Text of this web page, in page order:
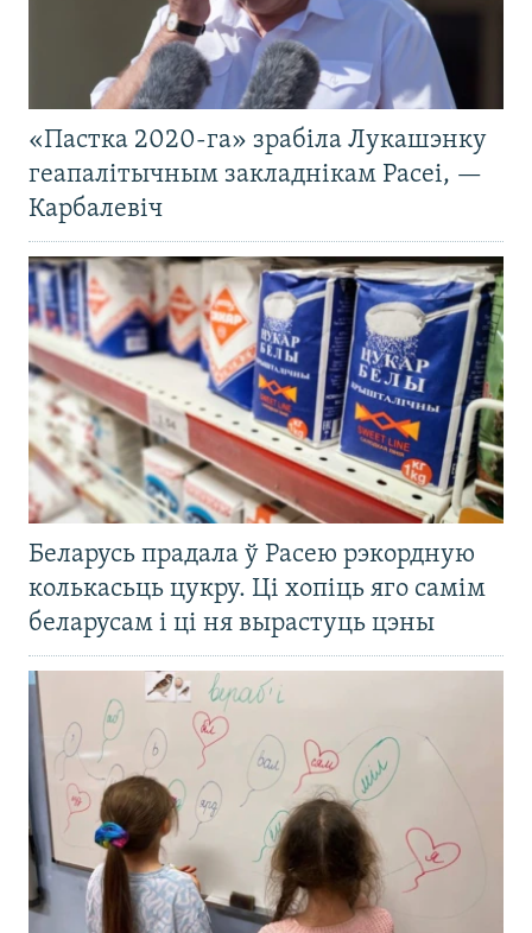
«Пастка 2020-га» зрабіла Лукашэнку
геапалітычным закладнікам Расеі, —
Карбалевіч
Беларусь прадала ў Расею рэкордную
колькасьць цукру. Ці хопіць яго самім
беларусам і ці ня вырастуць цэны